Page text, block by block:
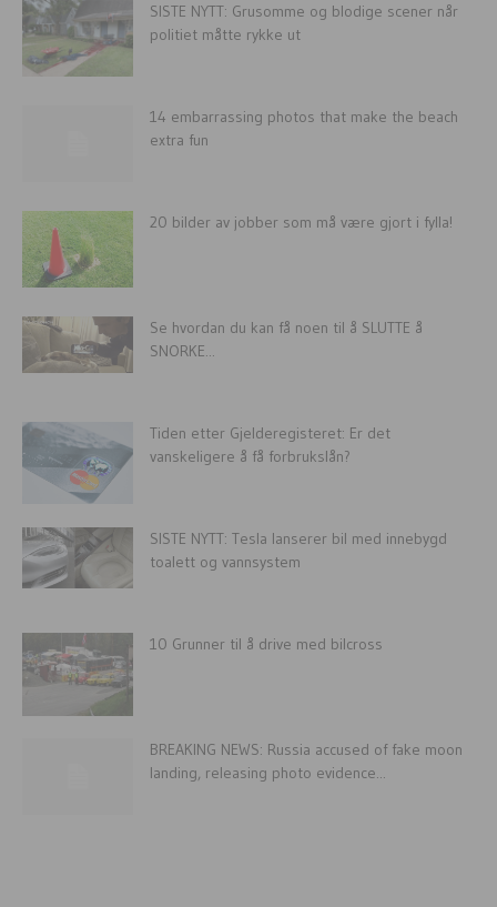
SISTE NYTT: Grusomme og blodige scener når
politiet måtte rykke ut
14 embarrassing photos that make the beach
extra fun
20 bilder av jobber som må være gjort i fylla!
Se hvordan du kan få noen til å SLUTTE å
SNORKE...
Tiden etter Gjelderegisteret: Er det
vanskeligere å få forbrukslån?
SISTE NYTT: Tesla lanserer bil med innebygd
toalett og vannsystem
10 Grunner til å drive med bilcross
BREAKING NEWS: Russia accused of fake moon
landing, releasing photo evidence...